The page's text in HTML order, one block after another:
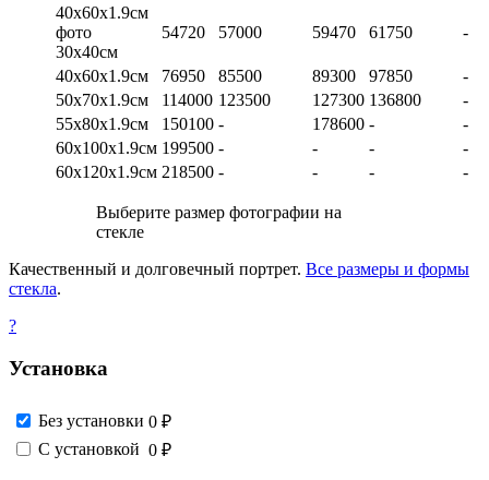
40х60х1.9см
фото
30х40см
54720 57000 59470 61750 -
40х60х1.9см 76950 85500 89300 97850
-
50х70х1.9см
114000 123500 127300 136800
-
55х80х1.9см
150100 - 178600 -
-
60х100х1.9см 199500 - - -
-
60х120х1.9см 218500 - - - -
Выберите размер фотографии на
стекле
Качественный и долговечный портрет. Все размеры и формы
стекла.
?
Установка
Без установки 0 ₽
С установкой 0 ₽